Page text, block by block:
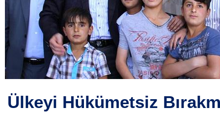
Ülkeyi Hükümetsiz